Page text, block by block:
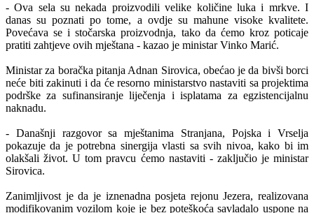
- Ova sela su nekada proizvodili velike količine luka i mrkve. I
danas su poznati po tome, a ovdje su mahune visoke kvalitete.
Povećava se i stočarska proizvodnja, tako da ćemo kroz poticaje
pratiti zahtjeve ovih mještana - kazao je ministar Vinko Marić.
Ministar za boračka pitanja Adnan Sirovica, obećao je da bivši borci
neće biti zakinuti i da će resorno ministarstvo nastaviti sa projektima
podrške za sufinansiranje liječenja i isplatama za egzistencijalnu
naknadu.
- Današnji razgovor sa mještanima Stranjana, Pojska i Vrselja
pokazuje da je potrebna sinergija vlasti sa svih nivoa, kako bi im
olakšali život. U tom pravcu ćemo nastaviti - zaključio je ministar
Sirovica.
Zanimljivost je da je iznenadna posjeta rejonu Jezera, realizovana
modifikovanim vozilom koje je bez poteškoća savladalo uspone na